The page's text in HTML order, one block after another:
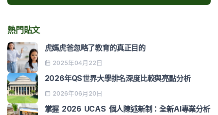
熱門貼文
虎媽虎爸忽略了教育的真正目的
2025年04月22日
2026年QS世界大學排名深度比較與亮點分析
2026年06月20日
掌握 2026 UCAS 個人陳述新制：全新AI專業分析